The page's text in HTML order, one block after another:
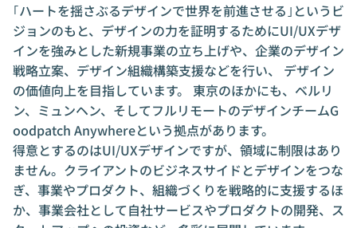
｢ハートを揺さぶるデザインで世界を前進させる｣というビ
ジョンのもと、デザインの力を証明するためにUI/UXデザ
インを強みとした新規事業の立ち上げや、企業のデザイン
戦略立案、デザイン組織構築支援などを行い、 デザイン
の価値向上を目指しています。 東京のほかにも、ベルリ
ン、ミュンヘン、そしてフルリモートのデザインチームG
oodpatch Anywhereという拠点があります。
得意とするのはUI/UXデザインですが、領域に制限はあり
ません。クライアントのビジネスサイドとデザインをつな
ぎ、事業やプロダクト、組織づくりを戦略的に支援するほ
か、事業会社として自社サービスやプロダクトの開発、ス